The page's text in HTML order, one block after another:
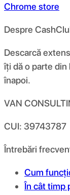
Chrome store
Despre
Descarcă
îți dă o parte
înapoi.
VAN
CUI: 39743787
Întrebări
Cum
În cât timp